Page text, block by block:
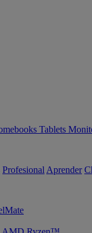
Tablets
Profesional Aprender